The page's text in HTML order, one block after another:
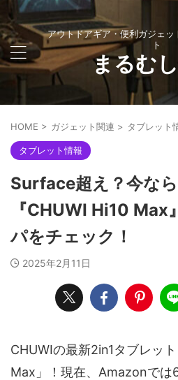
アウトドアギア・便利ガジェ
ト
まるむ
HOME > ガジェット関連 > タブレット
タブレット情報
Surface超え？今な
『CHUWI Hi10 Max
パをチェック！
2025年2月11日
CHUWIの最新2in1タブレッ
Max」！現在、Amazonでは